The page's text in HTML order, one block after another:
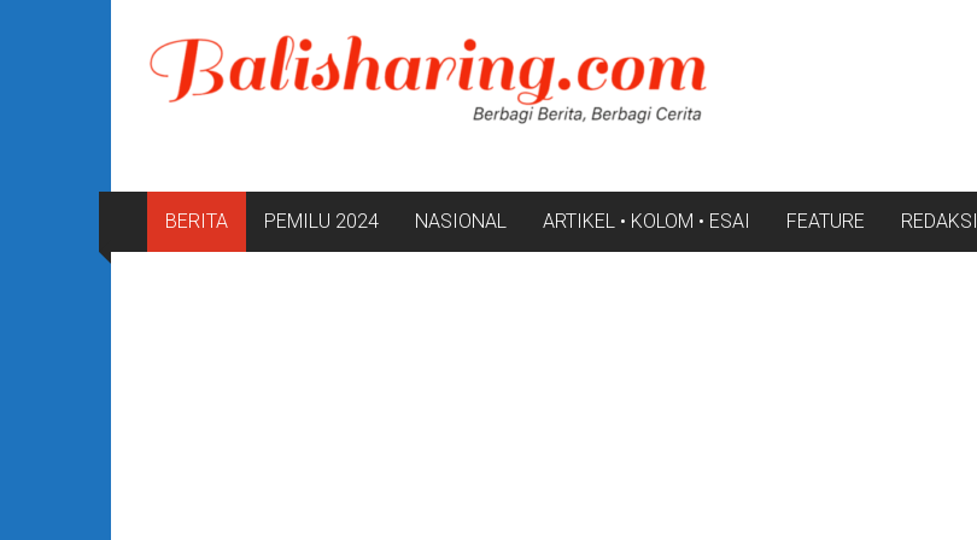
konten
BERITA PEMILU 2024 NASIONAL ARTIKEL • KOLOM • ESAI FEATURE REDAKSI